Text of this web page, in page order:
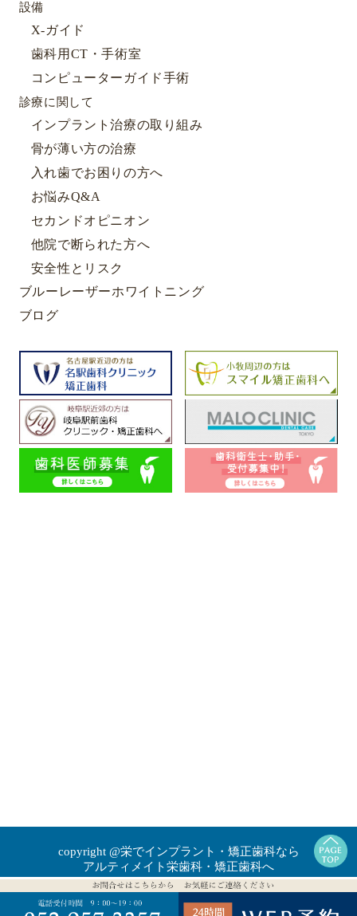
設備
X-ガイド
歯科用CT・手術室
コンピューターガイド手術
診療に関して
インプラント治療の取り組み
骨が薄い方の治療
入れ歯でお困りの方へ
お悩みQ&A
セカンドオピニオン
他院で断られた方へ
安全性とリスク
ブルーレーザーホワイトニング
ブログ
copyright @栄でインプラント・矯正歯科なら
アルティメイト栄歯科・矯正歯科へ